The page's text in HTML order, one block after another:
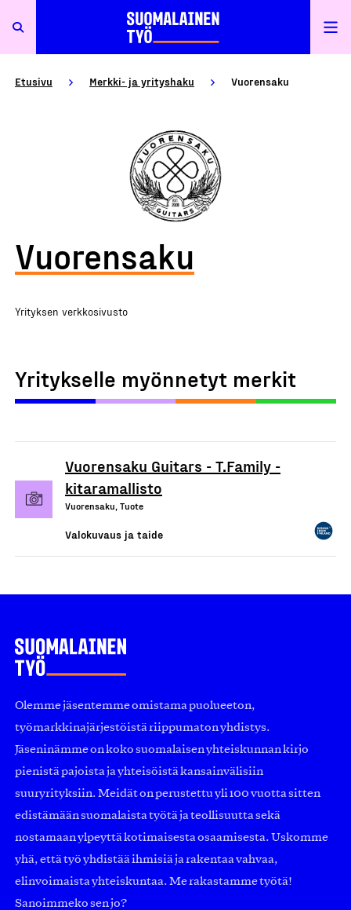
Etusivu Merkki- ja yrityshaku Vuorensaku
Vuorensaku
Yrityksen verkkosivusto
Yritykselle myönnetyt merkit
Vuorensaku Guitars - T.Family -
kitaramallisto
Vuorensaku, Tuote
Valokuvaus ja taide
Olemme jäsentemme omistama puolueeton,
työmarkkinajärjestöistä riippumaton yhdistys.
Jäseninämme on koko suomalaisen yhteiskunnan kirjo
pienistä pajoista ja yhteisöistä kansainvälisiin
suuryrityksiin. Meidät on perustettu yli 100 vuotta sitten
edistämään suomalaista työtä ja teollisuutta sekä
nostamaan ylpeyttä kotimaisesta osaamisesta. Uskomme
yhä, että työ yhdistää ihmisiä ja rakentaa vahvaa,
elinvoimaista yhteiskuntaa. Me rakastamme työtä!
Sanoimmeko sen jo?